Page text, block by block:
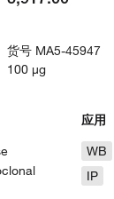
应用
WB
IP
货号 MA5-45947
100 µg